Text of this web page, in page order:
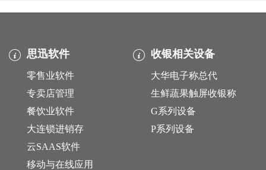
思迅软件
零售业软件
专卖店管理
餐饮业软件
大连锁进销存
云SAAS软件
移动与在线应用
收银相关设备
大华电子称总代
生鲜蔬果触屏收银称
G系列设备
P系列设备